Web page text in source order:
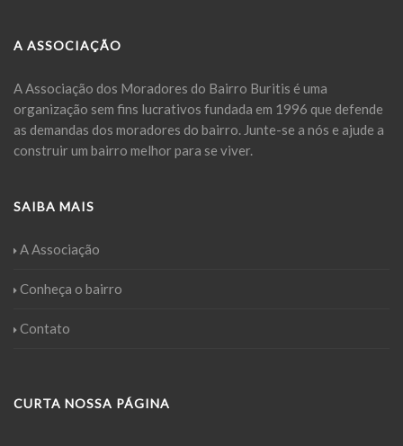
A ASSOCIAÇÃO
A Associação dos Moradores do Bairro Buritis é uma
organização sem fins lucrativos fundada em 1996 que defende
as demandas dos moradores do bairro. Junte-se a nós e ajude a
construir um bairro melhor para se viver.
SAIBA MAIS
A Associação
Conheça o bairro
Contato
CURTA NOSSA PÁGINA